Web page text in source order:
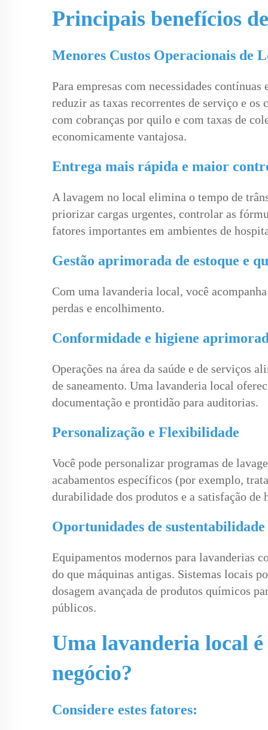
Principais benefícios
Menores Custos Operacionais de
Para empresas com necessidades
reduzir as taxas recorrentes de serviço e os
com cobranças por quilo e com taxas de
economicamente vantajosa.
Entrega mais rápida e maior
A lavagem no local elimina o tempo de
priorizar cargas urgentes, controlar as
fatores importantes em ambientes de
Gestão aprimorada de estoque e
Com uma lavanderia local, você
perdas e encolhimento.
Conformidade e higiene
Operações na área da saúde e de serviços
de saneamento. Uma lavanderia local
documentação e prontidão para auditorias.
Personalização e Flexibilidade
Você pode personalizar programas de
acabamentos específicos (por exemplo,
durabilidade dos produtos e a satisfação de
Oportunidades de sustentabilidade
Equipamentos modernos para lavanderias
do que máquinas antigas. Sistemas locais
dosagem avançada de produtos químicos
públicos.
Uma lavanderia local
negócio?
Considere estes fatores: